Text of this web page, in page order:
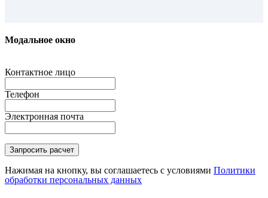
Модальное окно
Контактное лицо
Телефон
Электронная почта
Нажимая на кнопку, вы соглашаетесь с условиями Политики
обработки персональных данных